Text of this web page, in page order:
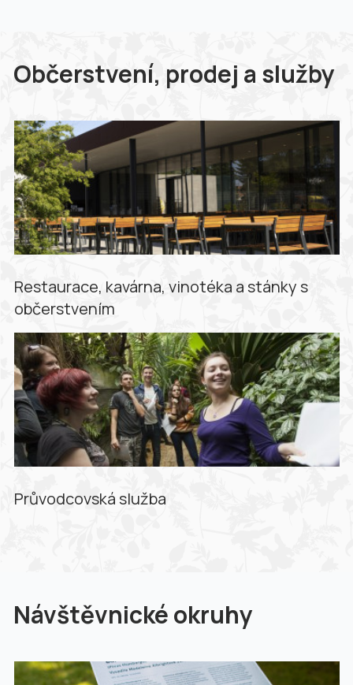
Občerstvení, prodej a služby
Restaurace, kavárna, vinotéka a stánky s
občerstvením
Průvodcovská služba
Návštěvnické okruhy